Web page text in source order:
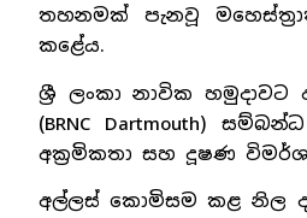
තහනමක් පැනවූ
කළේය.
ශ්‍රී ලංකා නාවික
(BRNC Dartmouth)
අක්‍රමිකතා සහ දූෂණ
අල්ලස් කොමිසම කළ නිල